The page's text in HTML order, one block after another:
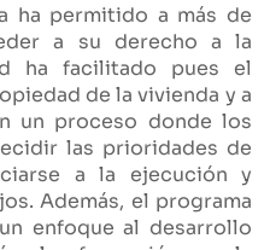
ha permitido a más de
a su derecho a la
ha facilitado pues el
de la vivienda y a
un proceso donde los
las prioridades de
a la ejecución y
Además, el programa
enfoque al desarrollo